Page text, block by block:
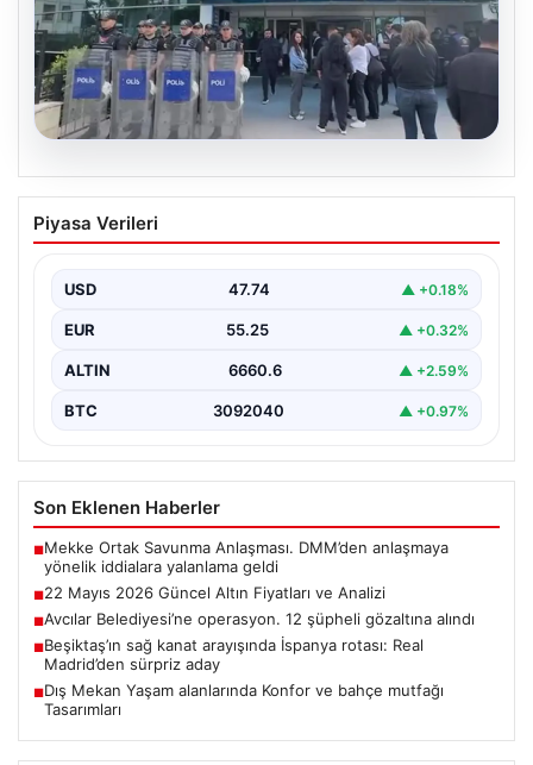
05.08.2026
Avcılar Belediyesi’ne operasyon. 12
şüpheli gözaltına alındı
Piyasa Verileri
USD 47.74 ▲ +0.18%
EUR 55.25 ▲ +0.32%
ALTIN 6660.6 ▲ +2.59%
BTC 3092040 ▲ +0.97%
Son Eklenen Haberler
■Mekke Ortak Savunma Anlaşması. DMM’den anlaşmaya
yönelik iddialara yalanlama geldi
■22 Mayıs 2026 Güncel Altın Fiyatları ve Analizi
■Avcılar Belediyesi’ne operasyon. 12 şüpheli gözaltına alındı
■Beşiktaş’ın sağ kanat arayışında İspanya rotası: Real
Madrid’den sürpriz aday
■Dış Mekan Yaşam alanlarında Konfor ve bahçe mutfağı
Tasarımları